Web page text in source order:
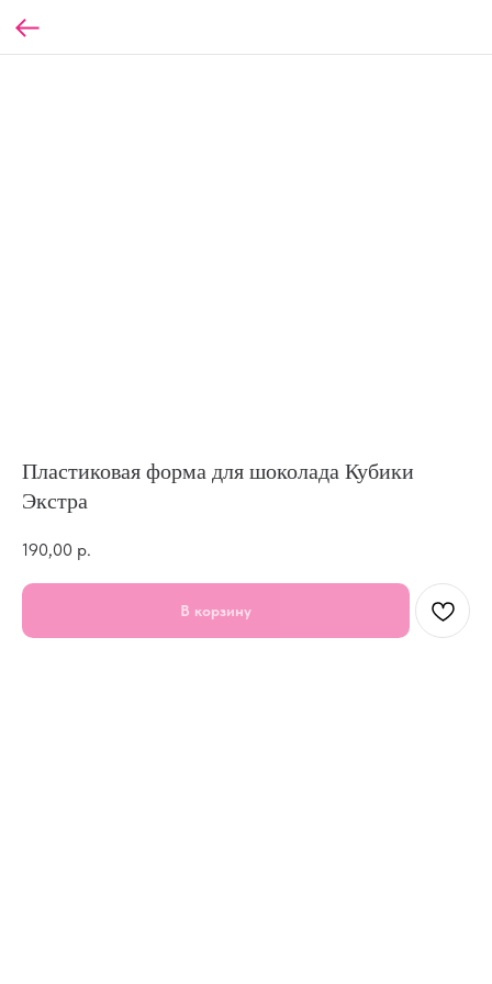
Пластиковая форма для шоколада Кубики
Экстра
190,00 р.
В корзину